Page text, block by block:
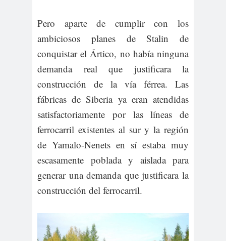
Pero aparte de cumplir con los
ambiciosos planes de Stalin de
conquistar el Ártico, no había ninguna
demanda real que justificara la
construcción de la vía férrea. Las
fábricas de Siberia ya eran atendidas
satisfactoriamente por las líneas de
ferrocarril existentes al sur y la región
de Yamalo-Nenets en sí estaba muy
escasamente poblada y aislada para
generar una demanda que justificara la
construcción del ferrocarril.